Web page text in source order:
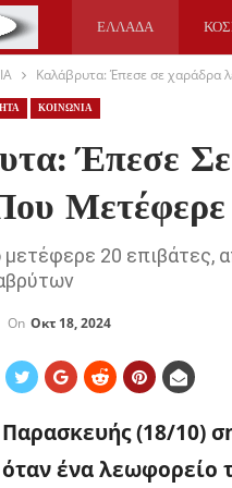
ΕΛΛΑΔΑ
ΥΓΕΙΑ
Καλάβρυτα: Έπεσε σε χαράδρα
ΚΟΙΝΩΝΙΑ
Έπεσε
20 επιβάτες,
On Οκτ 18, 2024
(18/10)
ένα λεωφορείο